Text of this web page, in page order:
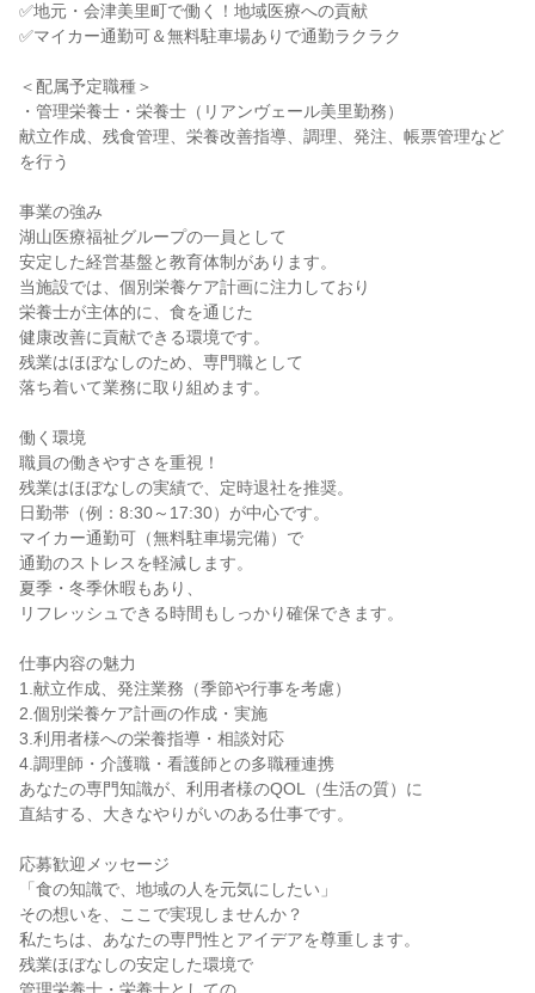
✅地元・会津美里町で働く！地域医療への貢献
✅マイカー通勤可＆無料駐車場ありで通勤ラクラク
＜配属予定職種＞
・管理栄養士・栄養士（リアンヴェール美里勤務）
献立作成、残食管理、栄養改善指導、調理、発注、帳票管理など
を行う
事業の強み
湖山医療福祉グループの一員として
安定した経営基盤と教育体制があります。
当施設では、個別栄養ケア計画に注力しており
栄養士が主体的に、食を通じた
健康改善に貢献できる環境です。
残業はほぼなしのため、専門職として
落ち着いて業務に取り組めます。
働く環境
職員の働きやすさを重視！
残業はほぼなしの実績で、定時退社を推奨。
日勤帯（例：8:30～17:30）が中心です。
マイカー通勤可（無料駐車場完備）で
通勤のストレスを軽減します。
夏季・冬季休暇もあり、
リフレッシュできる時間もしっかり確保できます。
仕事内容の魅力
1.献立作成、発注業務（季節や行事を考慮）
2.個別栄養ケア計画の作成・実施
3.利用者様への栄養指導・相談対応
4.調理師・介護職・看護師との多職種連携
あなたの専門知識が、利用者様のQOL（生活の質）に
直結する、大きなやりがいのある仕事です。
応募歓迎メッセージ
「食の知識で、地域の人を元気にしたい」
その想いを、ここで実現しませんか？
私たちは、あなたの専門性とアイデアを尊重します。
残業ほぼなしの安定した環境で